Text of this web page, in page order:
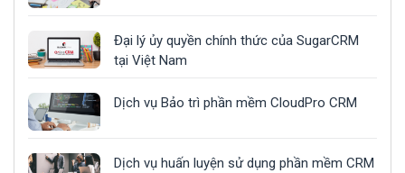
Đại lý ủy quyền chính thức của SugarCRM
tại Việt Nam
Dịch vụ Bảo trì phần mềm CloudPro CRM
Dịch vụ huấn luyện sử dụng phần mềm CRM